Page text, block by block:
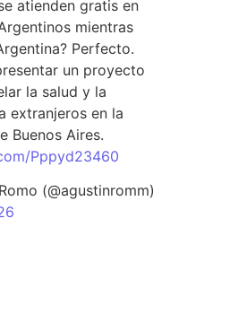
atienden gratis en
mientras
Perfecto.
un proyecto
la salud y la
extranjeros en la
Buenos Aires.
Pppyd23460
(@agustinromm)